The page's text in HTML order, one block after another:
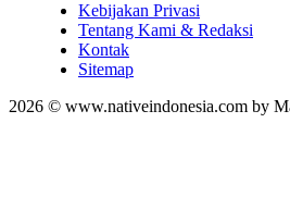
Kebijakan Privasi
Tentang Kami & Redaksi
Kontak
Sitemap
2026 © www.nativeindonesia.com by